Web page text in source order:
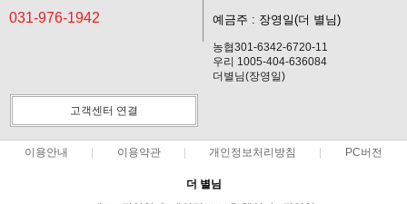
031-976-1942
예금주 : 장영일(더 별님)
농협301-6342-6720-11
우리 1005-404-636084
더별님(장영일)
고객센터 연결
이용안내 이용약관 개인정보처리방침 PC버전
더 별님